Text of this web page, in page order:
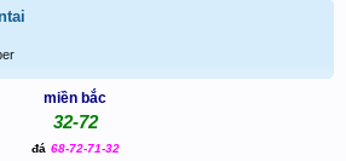
miền bắc
32-72
đá 68-72-71-32